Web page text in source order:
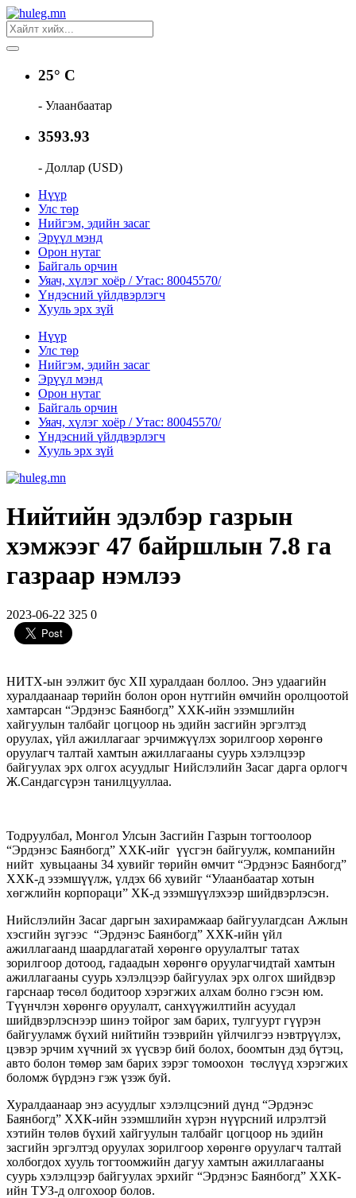
25° C
- Улаанбаатар
3593.93
- Доллар (USD)
Нүүр
Улс төр
Нийгэм, эдийн засаг
Эрүүл мэнд
Орон нутаг
Байгаль орчин
Уяач, хүлэг хоёр / Утас: 80045570/
Үндэсний үйлдвэрлэгч
Хууль эрх зүй
Нүүр
Улс төр
Нийгэм, эдийн засаг
Эрүүл мэнд
Орон нутаг
Байгаль орчин
Уяач, хүлэг хоёр / Утас: 80045570/
Үндэсний үйлдвэрлэгч
Хууль эрх зүй
Нийтийн эдэлбэр газрын
хэмжээг 47 байршлын 7.8 га
газраар нэмлээ
2023-06-22 325 0
НИТХ-ын ээлжит бус XII хуралдаан боллоо. Энэ удаагийн
хуралдаанаар төрийн болон орон нутгийн өмчийн оролцоотой
хамтарсан “Эрдэнэс Баянбогд” ХХК-ийн эзэмшлийн
хайгуулын талбайг цогцоор нь эдийн засгийн эргэлтэд
оруулах, үйл ажиллагааг эрчимжүүлэх зорилгоор хөрөнгө
оруулагч талтай хамтын ажиллагааны суурь хэлэлцээр
байгуулах эрх олгох асуудлыг Нийслэлийн Засаг дарга орлогч
Ж.Сандагсүрэн танилцууллаа.
Тодруулбал, Монгол Улсын Засгийн Газрын тогтоолоор
“Эрдэнэс Баянбогд” ХХК-ийг үүсгэн байгуулж, компанийн
нийт хувьцааны 34 хувийг төрийн өмчит “Эрдэнэс Баянбогд”
ХХК-д эзэмшүүлж, үлдэх 66 хувийг “Улаанбаатар хотын
хөгжлийн корпораци” ХК-д эзэмшүүлэхээр шийдвэрлэсэн.
Нийслэлийн Засаг даргын захирамжаар байгуулагдсан Ажлын
хэсгийн зүгээс “Эрдэнэс Баянбогд” ХХК-ийн үйл
ажиллагаанд шаардлагатай хөрөнгө оруулалтыг татах
зорилгоор дотоод, гадаадын хөрөнгө оруулагчидтай хамтын
ажиллагааны суурь хэлэлцээр байгуулах эрх олгох шийдвэр
гарснаар төсөл бодитоор хэрэгжих алхам болно гэсэн юм.
Түүнчлэн хөрөнгө оруулалт, санхүүжилтийн асуудал
шийдвэрлэснээр шинэ тойрог зам барих, тулгуурт гүүрэн
байгууламж бүхий нийтийн тээврийн үйлчилгээ нэвтрүүлэх,
цэвэр эрчим хүчний эх үүсвэр бий болох, боомтын дэд бүтэц,
авто болон төмөр зам барих зэрэг томоохон төслүүд хэрэгжих
боломж бүрдэнэ гэж үзэж буй.
Хуралдаанаар энэ асуудлыг хэлэлцсэний дүнд “Эрдэнэс
Баянбогд” ХХК-ийн эзэмшлийн хүрэн нүүрсний илрэлтэй
хэтийн төлөв бүхий хайгуулын талбайг цогцоор нь эдийн
засгийн эргэлтэд оруулах зорилгоор хөрөнгө оруулагч талтай
холбогдох хууль тогтоомжийн дагуу хамтын ажиллагааны
суурь хэлэлцээр байгуулах эрхийг “Эрдэнэс Баянбогд” ХХК-
ийн ТУЗ-д олгохоор болов.